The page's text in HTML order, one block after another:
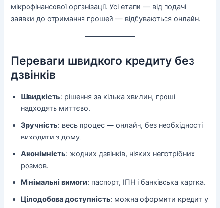
мікрофінансової організації. Усі етапи — від подачі
заявки до отримання грошей — відбуваються онлайн.
Переваги швидкого кредиту без
дзвінків
Швидкість: рішення за кілька хвилин, гроші
надходять миттєво.
Зручність: весь процес — онлайн, без необхідності
виходити з дому.
Анонімність: жодних дзвінків, ніяких непотрібних
розмов.
Мінімальні вимоги: паспорт, ІПН і банківська картка.
Цілодобова доступність: можна оформити кредит у